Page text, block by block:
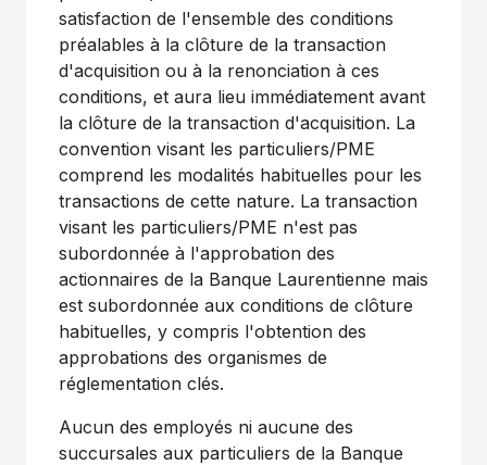
satisfaction de l'ensemble des conditions
préalables à la clôture de la transaction
d'acquisition ou à la renonciation à ces
conditions, et aura lieu immédiatement avant
la clôture de la transaction d'acquisition. La
convention visant les particuliers/PME
comprend les modalités habituelles pour les
transactions de cette nature. La transaction
visant les particuliers/PME n'est pas
subordonnée à l'approbation des
actionnaires de la Banque Laurentienne mais
est subordonnée aux conditions de clôture
habituelles, y compris l'obtention des
approbations des organismes de
réglementation clés.
Aucun des employés ni aucune des
succursales aux particuliers de la Banque